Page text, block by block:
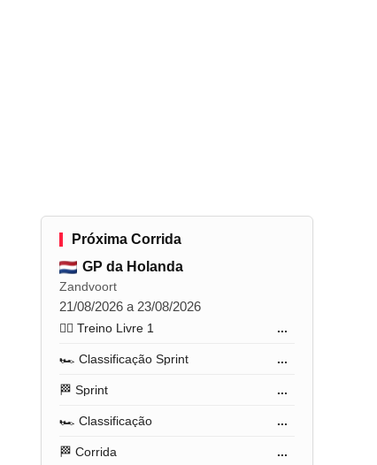
Próxima Corrida
GP da Holanda
Zandvoort
21/08/2026 a 23/08/2026
🏋️‍♂️ Treino Livre 1 ...
🏎️ Classificação Sprint ...
🏁 Sprint ...
🏎️ Classificação ...
🏁 Corrida ...